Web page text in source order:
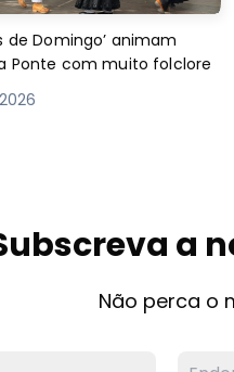
de Domingo’ animam
Ponte com muito folclore
a
Não perca o